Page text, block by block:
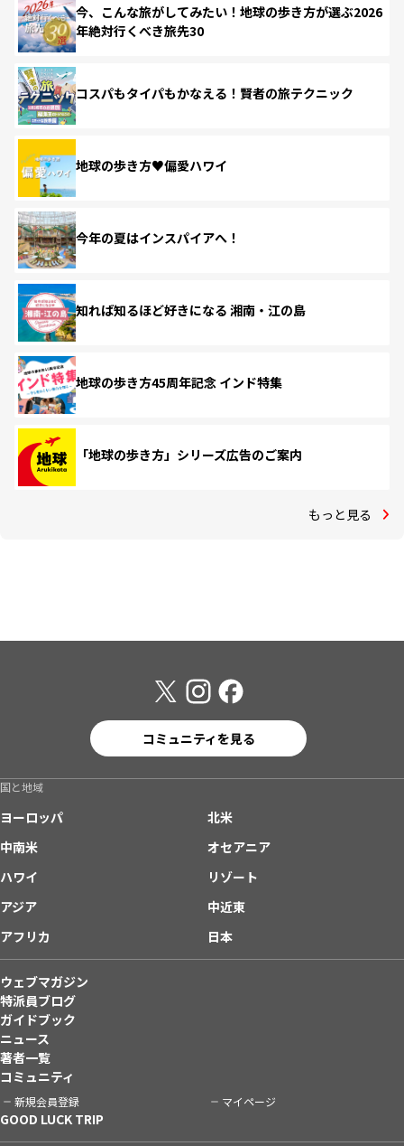
今、こんな旅がしてみたい！地球の歩き方が選ぶ2026
年絶対行くべき旅先30
コスパもタイパもかなえる！賢者の旅テクニック
地球の歩き方♥偏愛ハワイ
今年の夏はインスパイアへ！
知れば知るほど好きになる 湘南・江の島
地球の歩き方45周年記念 インド特集
「地球の歩き方」シリーズ広告のご案内
もっと見る
コミュニティを見る
国と地域
ヨーロッパ
北米
中南米
オセアニア
ハワイ
リゾート
アジア
中近東
アフリカ
日本
ウェブマガジン
特派員ブログ
ガイドブック
ニュース
著者一覧
コミュニティ
新規会員登録 マイページ
GOOD LUCK TRIP